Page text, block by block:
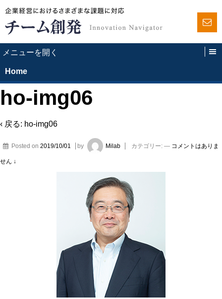
Home
ho-img06
‹ 戻る: ho-img06
Posted on 2019/10/01 by Milab カテゴリー: — コメントはありま
せん ↓